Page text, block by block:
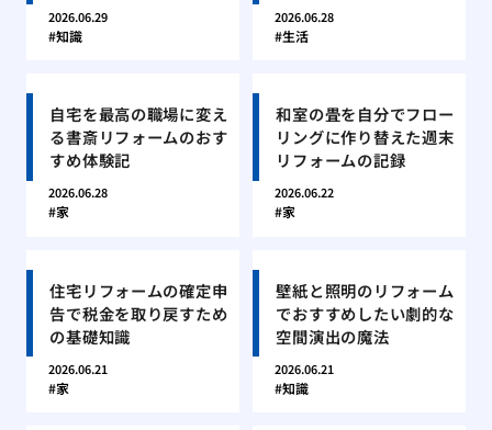
2026.06.29
知識
2026.06.28
生活
自宅を最高の職場に変え
る書斎リフォームのおす
すめ体験記
2026.06.28
家
和室の畳を自分でフロー
リングに作り替えた週末
リフォームの記録
2026.06.22
家
住宅リフォームの確定申
告で税金を取り戻すため
の基礎知識
2026.06.21
家
壁紙と照明のリフォーム
でおすすめしたい劇的な
空間演出の魔法
2026.06.21
知識